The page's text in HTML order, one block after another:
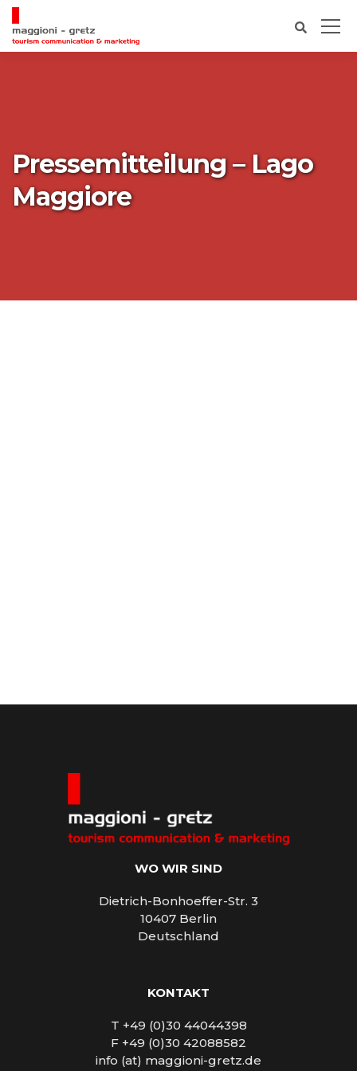
Pressemitteilung – Lago
Maggiore
WO WIR SIND
Dietrich-Bonhoeffer-Str. 3
10407 Berlin
Deutschland
KONTAKT
T +49 (0)30 44044398
F +49 (0)30 42088582
info (at) maggioni-gretz.de